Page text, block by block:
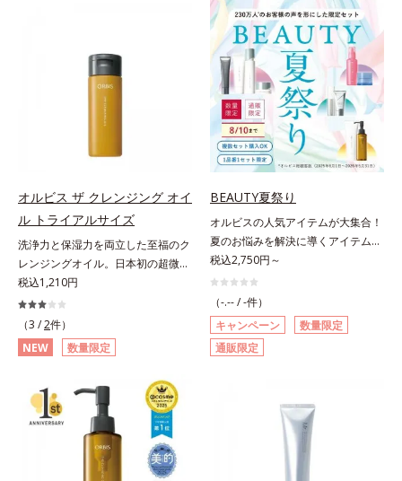
オルビス ザ クレンジング オイ
ル トライアルサイズ
洗浄力と保湿力を両立した至福のク
レンジングオイル。日本初の超微粒
子技術(*1)が毛穴奥の微細な汚れに
アプローチ。圧倒的な洗浄力と毛穴
悩みに着目したクレンジングオイル
のトライアルサイズです。日本初・
超微粒子技術(*1)で、さっと塗り広
げるだけで濃いメイクはもちろん毛
穴悩みも取り去り、一瞬で気持ちの
いい素肌へ。スキンケア0番目に、
かつてないクレンジング(*2)をご用
意しました。ポーラ化成は独自の先
端研究により、ナノバブルよりも小
税込1,210円
（3 /2件）
NEW
数量限定
BEAUTY夏祭り
オルビスの人気アイテムが大集合！
夏のお悩みを解決に導くアイテムた
ちをお得なセットにしました。いよ
いよ夏本番！！今年は「BEAUTY 夏
祭り」と銘打ち、毛穴、皮脂、UV
対策など、この時季のさまざまなお
悩みに応えるスキンケアや、お得な
プチシェイクのセット、美肌を目指
を多数ご用意しました。中には非売
品のマスクや、人気のヘアケアアイ
テムが入ったセットも。素肌をたっ
ぷりいたわって、暑さや紫外線に負
税込2,750円～
（-.-- / -件）
キャンペーン
数量限定
通販限定